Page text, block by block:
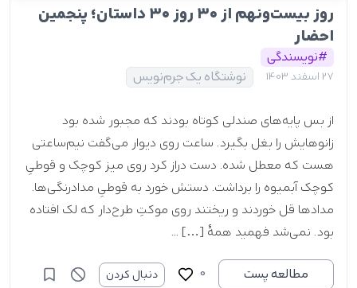
روز بیست‌ونهم از ۳۰ روز ۳۰ داستان؛ پنجمین
احضار
#نویسندگی
27 اسفند 1403 نوشتگاه یک جرم‌نویس
از بس پایه‌های صندلی کوتاه بودند که مجبور شده بود
زانوهایش را بغل بگیرد. ساعت روی دیوار می‌گفت نیم‌ساعتی
هست که معطل شده. دست دراز کرد روی میز کوچک و قوطیِ
کوچک آبمیوه را برداشت. دستش خورد به قوطیِ مدادرنگی‌ها.
مدادها قل خوردند و ریختند روی موکتِ طرح‌دار که لک افتاده
بود. نمی‌شد فهمید همۀ […] ...
مطالعه پست
0 دنبال کردن